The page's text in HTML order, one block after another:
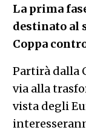
La prima
destinato al
Coppa
Partirà dalla
via alla
vista degli